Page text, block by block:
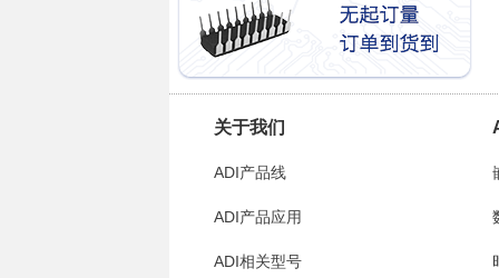
关于我们
ADI产品线
ADI产品应用
ADI相关型号